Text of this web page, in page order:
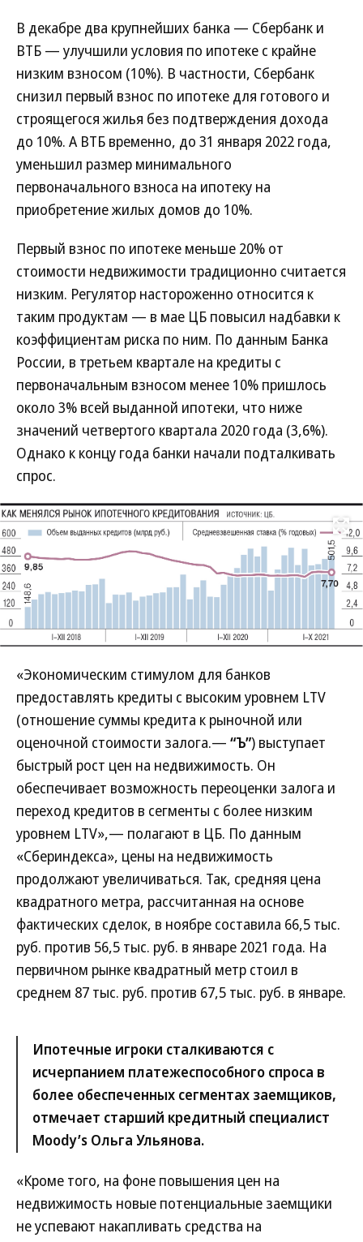
В декабре два крупнейших банка — Сбербанк и
ВТБ — улучшили условия по ипотеке с крайне
низким взносом (10%). В частности, Сбербанк
снизил первый взнос по ипотеке для готового и
строящегося жилья без подтверждения дохода
до 10%. А ВТБ временно, до 31 января 2022 года,
уменьшил размер минимального
первоначального взноса на ипотеку на
приобретение жилых домов до 10%.
Первый взнос по ипотеке меньше 20% от
стоимости недвижимости традиционно считается
низким. Регулятор настороженно относится к
таким продуктам — в мае ЦБ повысил надбавки к
коэффициентам риска по ним. По данным Банка
России, в третьем квартале на кредиты с
первоначальным взносом менее 10% пришлось
около 3% всей выданной ипотеки, что ниже
значений четвертого квартала 2020 года (3,6%).
Однако к концу года банки начали подталкивать
спрос.
Развернуть
«Экономическим стимулом для банков
предоставлять кредиты с высоким уровнем LTV
(отношение суммы кредита к рыночной или
оценочной стоимости залога.— “Ъ”) выступает
быстрый рост цен на недвижимость. Он
обеспечивает возможность переоценки залога и
переход кредитов в сегменты с более низким
уровнем LTV»,— полагают в ЦБ. По данным
«Сбериндекса», цены на недвижимость
продолжают увеличиваться. Так, средняя цена
квадратного метра, рассчитанная на основе
фактических сделок, в ноябре составила 66,5 тыс.
руб. против 56,5 тыс. руб. в январе 2021 года. На
первичном рынке квадратный метр стоил в
среднем 87 тыс. руб. против 67,5 тыс. руб. в январе.
Ипотечные игроки сталкиваются с
исчерпанием платежеспособного спроса в
более обеспеченных сегментах заемщиков,
отмечает старший кредитный специалист
Moody’s Ольга Ульянова.
«Кроме того, на фоне повышения цен на
недвижимость новые потенциальные заемщики
не успевают накапливать средства на